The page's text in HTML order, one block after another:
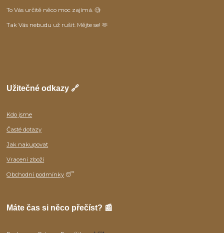
To Vás určitě něco moc zajímá. 🧐
Tak Vás nebudu už rušit. Mějte se! 🫶
Užitečné odkazy 🔗
Kdo jsme
Časté dotazy
Jak nakupovat
Vracení zboží
Obchodní podmínky 😴
Máte čas si něco přečíst? 📰